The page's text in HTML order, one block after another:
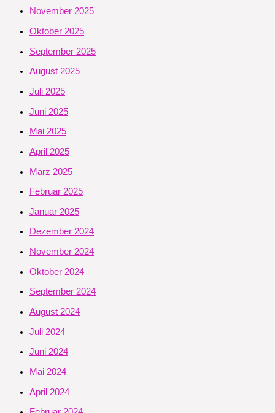
November 2025
Oktober 2025
September 2025
August 2025
Juli 2025
Juni 2025
Mai 2025
April 2025
März 2025
Februar 2025
Januar 2025
Dezember 2024
November 2024
Oktober 2024
September 2024
August 2024
Juli 2024
Juni 2024
Mai 2024
April 2024